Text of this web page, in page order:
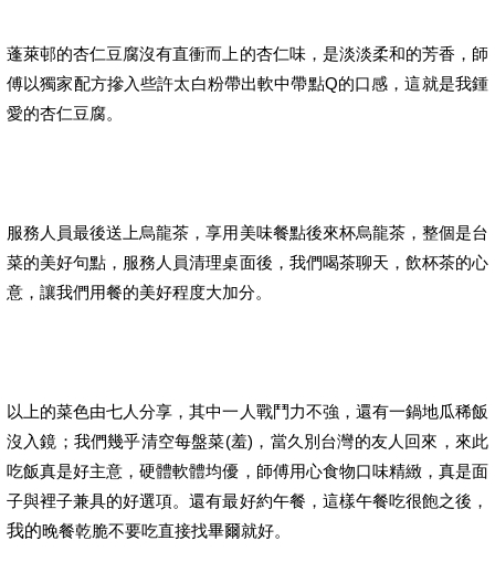
蓬萊邨的杏仁豆腐沒有直衝而上的杏仁味，是淡淡柔和的芳香，師
傅以獨家配方摻入些許太白粉帶出軟中帶點Q的口感，這就是我鍾
愛的杏仁豆腐。
服務人員最後送上烏龍茶，享用美味餐點後來杯烏龍茶，整個是台
菜的美好句點，服務人員清理桌面後，我們喝茶聊天，飲杯茶的心
意，讓我們用餐的美好程度大加分。
以上的菜色由七人分享，其中一人戰鬥力不強，還有一鍋地瓜稀飯
沒入鏡；我們幾乎清空每盤菜(羞)，當久別台灣的友人回來，來此
吃飯真是好主意，硬體軟體均優，師傅用心食物口味精緻，真是面
子與裡子兼具的好選項。還有最好約午餐，這樣午餐吃很飽之後，
我的晚餐乾脆不要吃直接找畢爾就好。